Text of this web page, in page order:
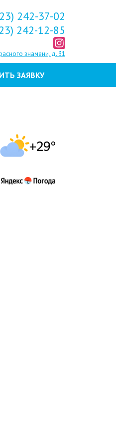
242-37-02
242-12-85
знамени, д. 31
ЗАЯВКУ